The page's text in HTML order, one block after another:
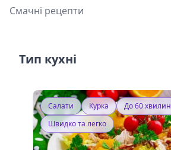
Смачні рецепти
Тип кухні
Салати Курка
До 60 хвилин
Швидко та легко